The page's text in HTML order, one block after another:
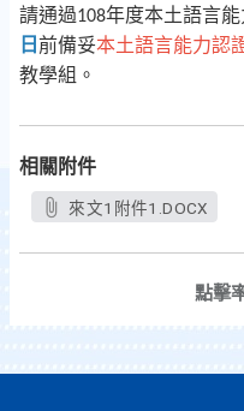
請通過108年度本土語言
日 前備妥本土語言能力認
教學組。
相關附件
來文1附件1.DOCX
點擊